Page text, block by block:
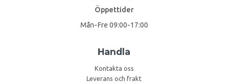
Öppettider
Mån-Fre 09:00-17:00
Handla
Kontakta oss
Leverans och frakt